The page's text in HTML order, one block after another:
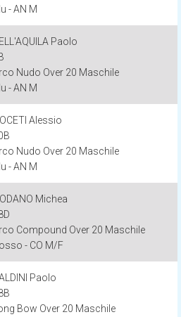
- AN M
Paolo
Nudo Over 20 Maschile
- AN M
Alessio
Nudo Over 20 Maschile
- AN M
Michea
Compound Over 20 Maschile
- CO M/F
Paolo
Bow Over 20 Maschile